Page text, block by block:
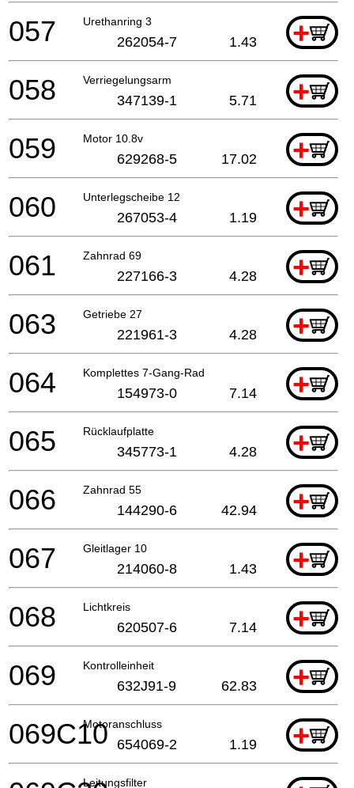
Urethanring 3 +
057 262054-7 1.43
Verriegelungsarm +
058 347139-1 5.71
Motor 10.8v +
059 629268-5 17.02
Unterlegscheibe 12 +
060 267053-4 1.19
Zahnrad 69 +
061 227166-3 4.28
Getriebe 27 +
063 221961-3 4.28
Komplettes 7-Gang-Rad +
064 154973-0 7.14
Rücklaufplatte +
065 345773-1 4.28
Zahnrad 55 +
066 144290-6 42.94
Gleitlager 10 +
067 214060-8 1.43
Lichtkreis +
068 620507-6 7.14
Kontrolleinheit +
069 632J91-9 62.83
Motoranschluss +
069C10 654069-2 1.19
Leitungsfilter